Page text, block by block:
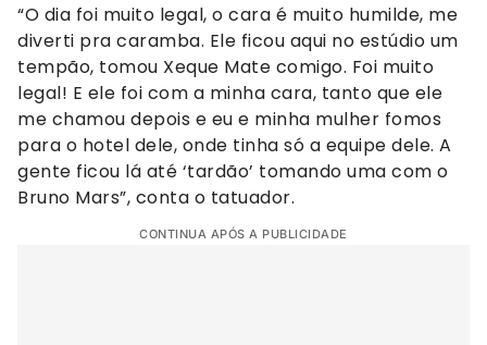
“O dia foi muito legal, o cara é muito humilde, me
diverti pra caramba. Ele ficou aqui no estúdio um
tempão, tomou Xeque Mate comigo. Foi muito
legal! E ele foi com a minha cara, tanto que ele
me chamou depois e eu e minha mulher fomos
para o hotel dele, onde tinha só a equipe dele. A
gente ficou lá até ‘tardão’ tomando uma com o
Bruno Mars”, conta o tatuador.
CONTINUA APÓS A PUBLICIDADE